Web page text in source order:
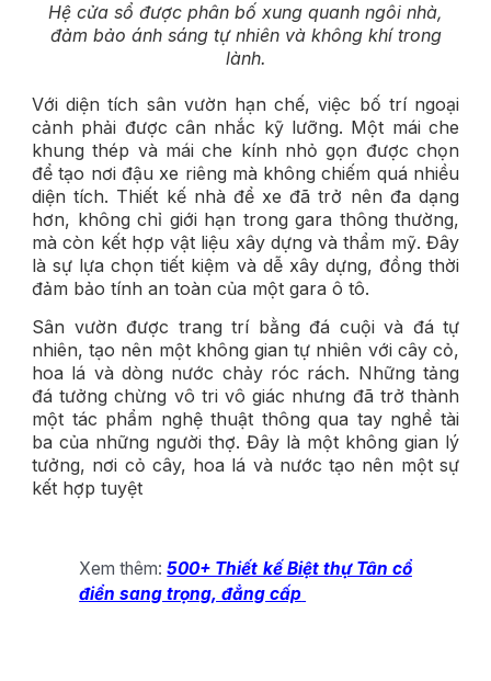
Hệ cửa sổ được phân bố xung quanh ngôi nhà,
đảm bảo ánh sáng tự nhiên và không khí trong
lành.
Với diện tích sân vườn hạn chế, việc bố trí ngoại
cảnh phải được cân nhắc kỹ lưỡng. Một mái che
khung thép và mái che kính nhỏ gọn được chọn
để tạo nơi đậu xe riêng mà không chiếm quá nhiều
diện tích. Thiết kế nhà để xe đã trở nên đa dạng
hơn, không chỉ giới hạn trong gara thông thường,
mà còn kết hợp vật liệu xây dựng và thẩm mỹ. Đây
là sự lựa chọn tiết kiệm và dễ xây dựng, đồng thời
đảm bảo tính an toàn của một gara ô tô.
Sân vườn được trang trí bằng đá cuội và đá tự
nhiên, tạo nên một không gian tự nhiên với cây cỏ,
hoa lá và dòng nước chảy róc rách. Những tảng
đá tưởng chừng vô tri vô giác nhưng đã trở thành
một tác phẩm nghệ thuật thông qua tay nghề tài
ba của những người thợ. Đây là một không gian lý
tưởng, nơi cỏ cây, hoa lá và nước tạo nên một sự
kết hợp tuyệt
Xem thêm:500+ Thiết kế Biệt thự Tân cổ
điển sang trọng, đẳng cấp